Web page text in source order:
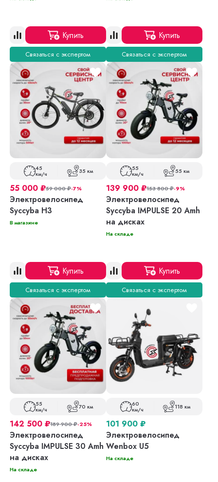
Купить
Связаться с экспертом
Купить
Связаться с экспертом
45
км/ч 35 км
55 000 ₽59 000₽-7%
Электровелосипед
Syccyba H3
В магазине
Купить
Связаться с экспертом
55
км/ч 55 км
139 900 ₽153 800₽-9%
Электровелосипед
Syccyba IMPULSE 20 Amh
на дисках
На складе
Купить
Связаться с экспертом
55
км/ч 70 км
142 500 ₽189 900₽-25%
Электровелосипед
Syccyba IMPULSE 30 Amh
на дисках
На складе
60
км/ч 118 км
101 900 ₽
Электровелосипед
Wenbox U5
На складе